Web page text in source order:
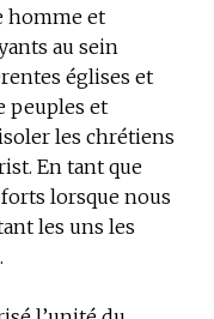
homme et
au sein
églises et
peuples et
les chrétiens
En tant que
lorsque nous
les uns les